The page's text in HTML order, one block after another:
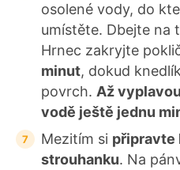
osolené vody, do
umístěte. Dbejte na
Hrnec zakryjte
minut, dokud
povrch. Až
vodě ještě jednu
Mezitím si připravte
strouhanku. Na